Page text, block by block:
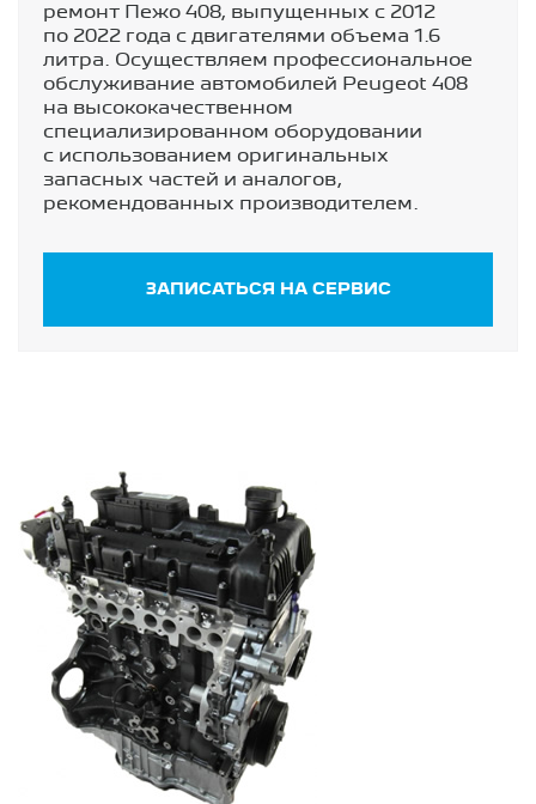
ремонт Пежо 408, выпущенных с 2012
по 2022 года с двигателями объема 1.6
литра. Осуществляем профессиональное
обслуживание автомобилей Peugeot 408
на высококачественном
специализированном оборудовании
с использованием оригинальных
запасных частей и аналогов,
рекомендованных производителем.
ЗАПИСАТЬСЯ НА СЕРВИС